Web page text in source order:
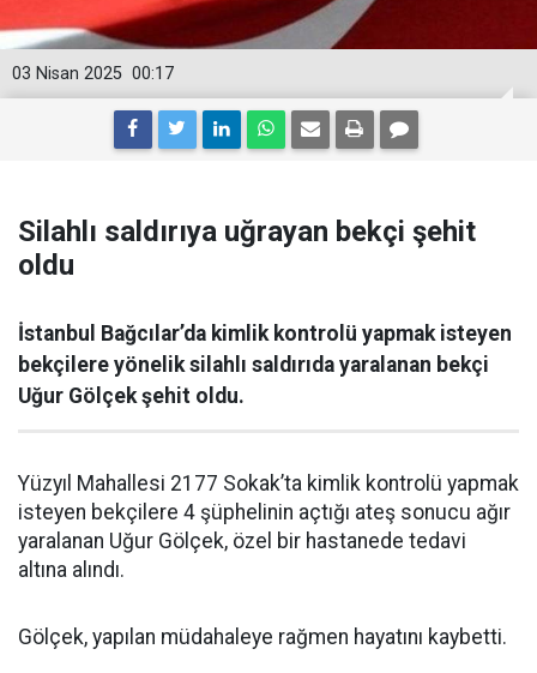
00:17
03 Nisan 2025
Silahlı saldırıya uğrayan bekçi şehit
oldu
İstanbul Bağcılar’da kimlik kontrolü yapmak isteyen
bekçilere yönelik silahlı saldırıda yaralanan bekçi
Uğur Gölçek şehit oldu.
Yüzyıl Mahallesi 2177 Sokak’ta kimlik kontrolü yapmak
isteyen bekçilere 4 şüphelinin açtığı ateş sonucu ağır
yaralanan Uğur Gölçek, özel bir hastanede tedavi
altına alındı.
Gölçek, yapılan müdahaleye rağmen hayatını kaybetti.